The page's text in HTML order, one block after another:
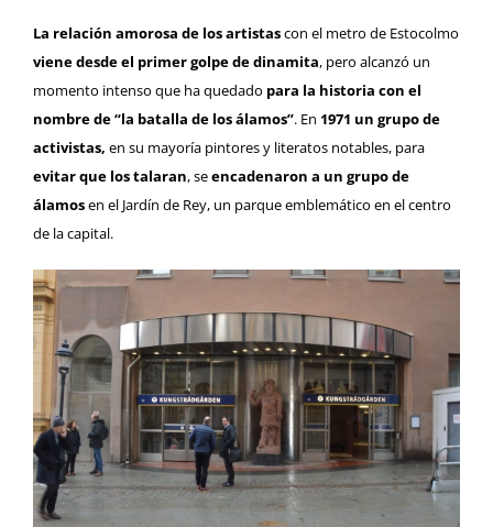
La relación amorosa de los artistascon el metro de Estocolmo
viene desde el primer golpe de dinamita, pero alcanzó un
momento intenso que ha quedado para la historia con el
nombre de “la batalla de los álamos”. En 1971 un grupo de
activistas, en su mayoría pintores y literatos notables, para
evitar que los talaran, seencadenaron a un grupo de
álamosen el Jardín de Rey, un parque emblemático en el centro
de la capital.